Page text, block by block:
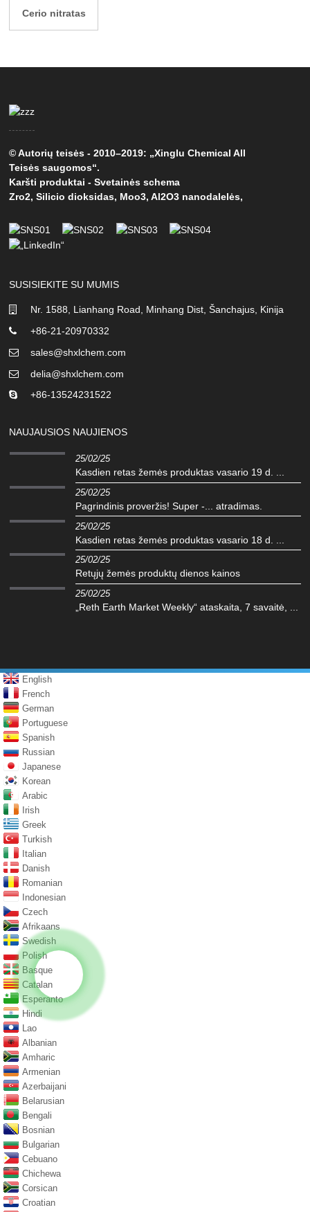
Cerio nitratas
© Autorių teisės - 2010–2019: „Xinglu Chemical All
Teisės saugomos“.
Karšti produktai -Svetainės schema
Zro2,Silicio dioksidas, Moo3,Al2O3 nanodalelės,
SUSISIEKITE SU MUMIS
Nr. 1588, Lianhang Road, Minhang Dist, Šanchajus, Kinija
+86-21-20970332
sales@shxlchem.com
delia@shxlchem.com
+86-13524231522
NAUJAUSIOS NAUJIENOS
25/02/25
Kasdien retas žemės produktas vasario 19 d. ...
25/02/25
Pagrindinis proveržis! Super -... atradimas.
25/02/25
Kasdien retas žemės produktas vasario 18 d. ...
25/02/25
Retųjų žemės produktų dienos kainos
25/02/25
„Reth Earth Market Weekly“ ataskaita, 7 savaitė, ...
English
French
German
Portuguese
Spanish
Russian
Japanese
Korean
Arabic
Irish
Greek
Turkish
Italian
Danish
Romanian
Indonesian
Czech
Afrikaans
Swedish
Polish
Basque
Catalan
Esperanto
Hindi
Lao
Albanian
Amharic
Armenian
Azerbaijani
Belarusian
Bengali
Bosnian
Bulgarian
Cebuano
Chichewa
Corsican
Croatian